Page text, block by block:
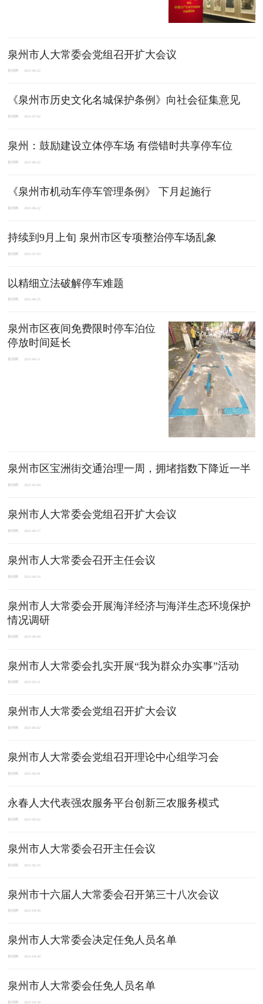
泉州​市人大常委会党组召开扩大会议
泉州网 2021-06-22
《泉州市历史文化名城保护条例》向社会征集意见
泉州网 2021-07-02
泉州：鼓励建设立体停车场 有偿错时共享停车位
泉州网 2021-06-22
《泉州市机动车停车管理条例》 下月起施行
泉州网 2021-06-22
持续到9月上旬 泉州市区专项整治停车场乱象
泉州网 2021-07-03
以精细立法破解停车难题
泉州网 2021-06-25
泉州市区夜间免费限时停车泊位
停放时间延长
泉州网 2021-06-11
泉州市区宝洲街交通治理一周，拥堵指数下降近一半
泉州网 2021-02-04
泉州市人大常委会党组召开扩大会议
泉州网 2021-06-17
泉州市人大常委会召开主任会议
泉州网 2021-06-16
泉州市人大常委会开展海洋经济与海洋生态环境保护
情况调研
泉州网 2021-06-09
泉州市人大常委会扎实开展“我为群众办实事”活动
泉州网 2021-05-21
泉州市人大常委会党组召开扩大会议
泉州网 2021-06-02
泉州市人大常委会党组召开理论中心组学习会
泉州网 2021-06-01
永春人大代表强农服务平台创新三农服务模式
泉州网 2021-06-02
泉州市人大常委会召开主任会议
泉州网 2021-05-25
泉州市十六届人大常委会召开第三十八次会议
泉州网 2021-04-30
泉州市人大常委会决定任免人员名单
泉州网 2021-04-30
泉州市人大常委会任免人员名单
泉州网 2021-04-30